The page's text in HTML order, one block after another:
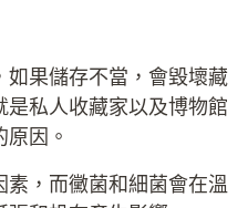
果儲存不當，會毀壞藏
私人收藏家以及博物館
因。
，而黴菌和細菌會在溫